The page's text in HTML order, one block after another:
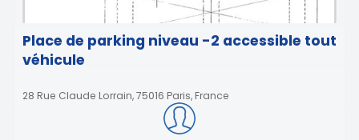
Place de parking niveau -2 accessible tout
véhicule
28 Rue Claude Lorrain, 75016 Paris, France